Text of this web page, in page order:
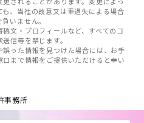
、当社の故意又は重過失による場合
いません。
文・プロフィールなど、すべてのコ
信等を禁じます。
った情報を見つけた場合には、お手
まで情報をご提供いただけると幸い
事務所